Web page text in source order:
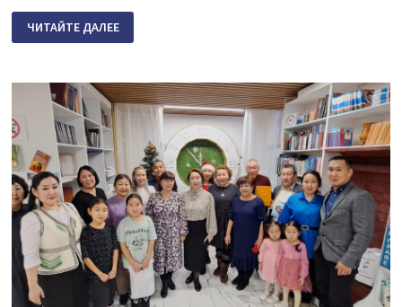
РЕЖИМ
РАБОТЫ
В
ЧИТАЙТЕ ДАЛЕЕ